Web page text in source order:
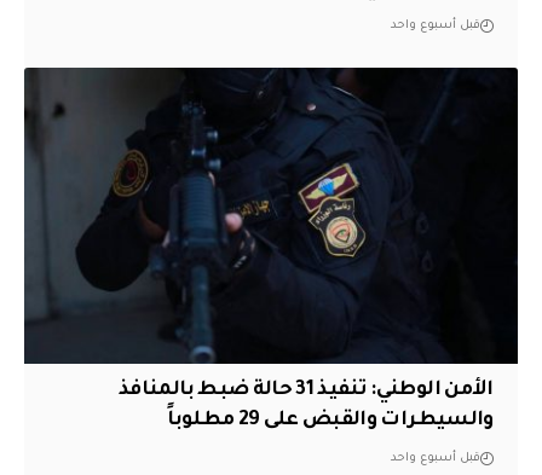
قبل أسبوع واحد
الأمن الوطني: تنفيذ 31 حالة ضبط بالمنافذ
والسيطرات والقبض على 29 مطلوباً
قبل أسبوع واحد